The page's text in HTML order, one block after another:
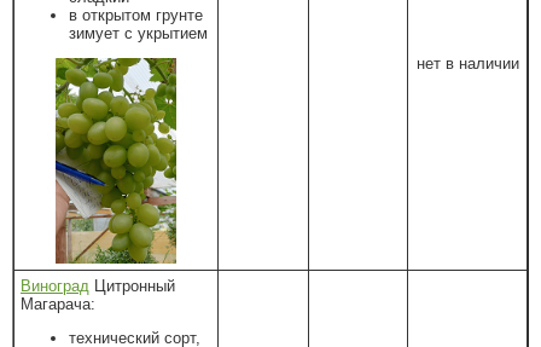
в открытом грунте
зимует с укрытием
нет в наличии
Виноград Цитронный
Магарача:
технический сорт,